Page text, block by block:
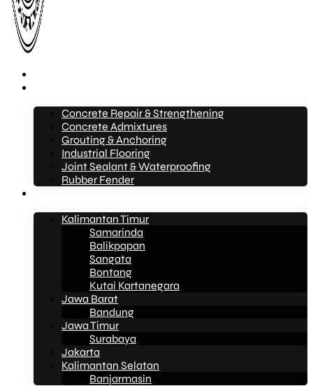
Concrete Repair & Strengthening
Concrete Admixtures
Grouting & Anchoring
Industrial Flooring
Joint Sealant & Waterproofing
Rubber Fender
Kalimantan Timur
Samarinda
Balikpapan
Sangata
Bontang
Kutai Kartanegara
Jawa Barat
Bandung
Jawa Timur
Surabaya
Jakarta
Kalimantan Selatan
Banjarmasin